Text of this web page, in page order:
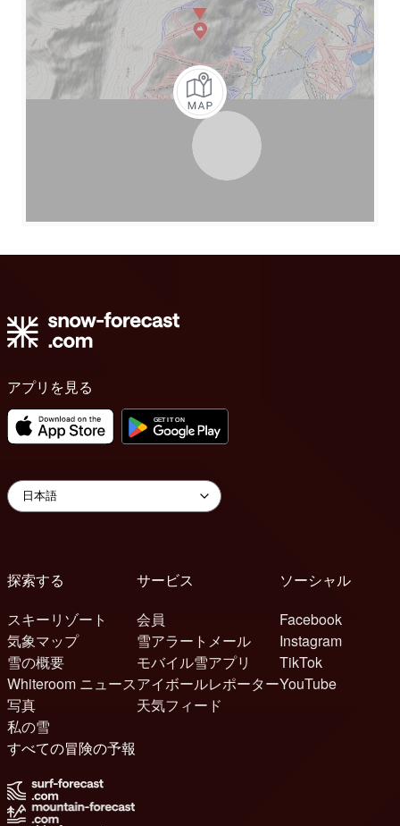
アプリを見る
探索する
スキーリゾート
気象マップ
雪の概要
Whiteroom ニュース
写真
私の雪
サービス
会員
雪アラートメール
モバイル雪アプリ
アイボールレポーター
天気フィード
ソーシャル
Facebook
Instagram
TikTok
YouTube
すべての冒険の予報